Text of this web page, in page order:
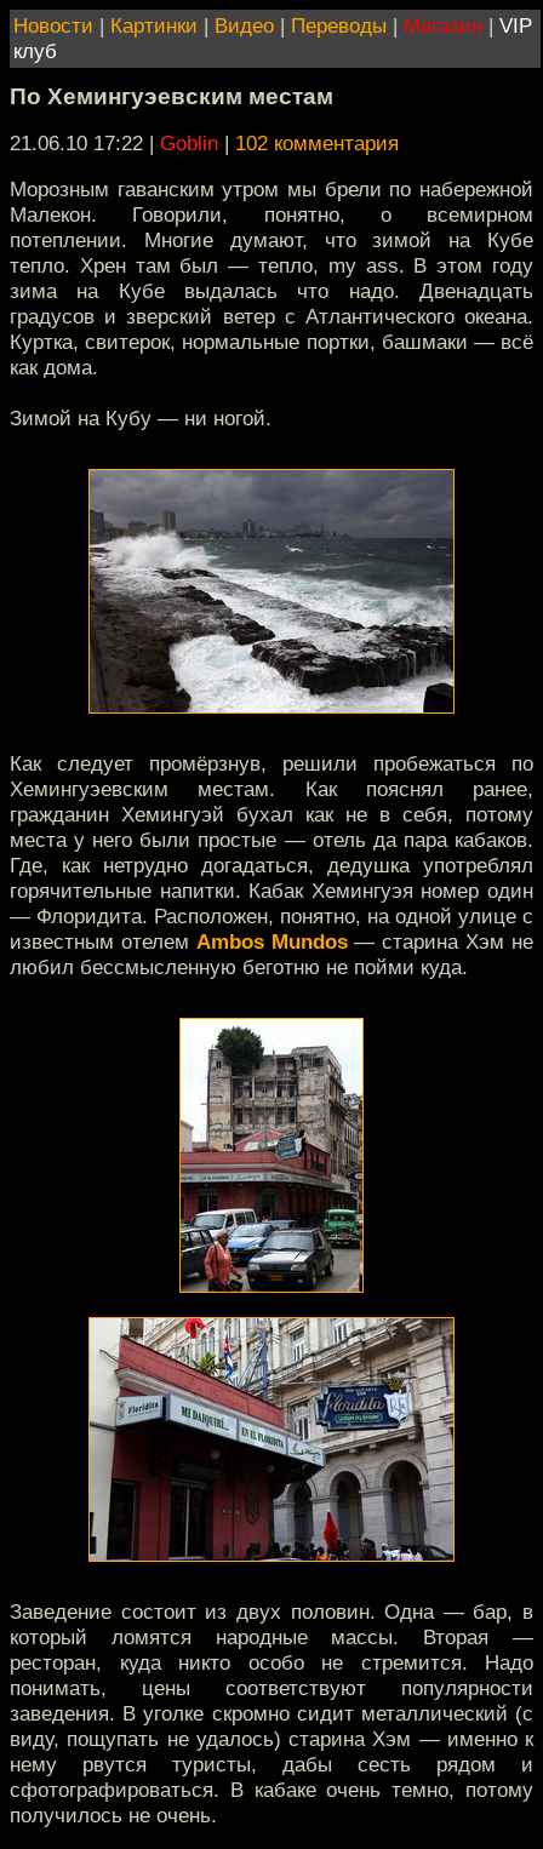
Новости | Картинки | Видео | Переводы | Магазин | VIP
клуб
По Хемингуэевским местам
21.06.10 17:22 | Goblin | 102 комментария
Морозным гаванским утром мы брели по набережной
Малекон. Говорили, понятно, о всемирном
потеплении. Многие думают, что зимой на Кубе
тепло. Хрен там был — тепло, my ass. В этом году
зима на Кубе выдалась что надо. Двенадцать
градусов и зверский ветер с Атлантического океана.
Куртка, свитерок, нормальные портки, башмаки — всё
как дома.
Зимой на Кубу — ни ногой.
Как следует промёрзнув, решили пробежаться по
Хемингуэевским местам. Как пояснял ранее,
гражданин Хемингуэй бухал как не в себя, потому
места у него были простые — отель да пара кабаков.
Где, как нетрудно догадаться, дедушка употреблял
горячительные напитки. Кабак Хемингуэя номер один
— Флоридита. Расположен, понятно, на одной улице с
известным отелем Ambos Mundos— старина Хэм не
любил бессмысленную беготню не пойми куда.
Заведение состоит из двух половин. Одна — бар, в
который ломятся народные массы. Вторая —
ресторан, куда никто особо не стремится. Надо
понимать, цены соответствуют популярности
заведения. В уголке скромно сидит металлический (с
виду, пощупать не удалось) старина Хэм — именно к
нему рвутся туристы, дабы сесть рядом и
сфотографироваться. В кабаке очень темно, потому
получилось не очень.